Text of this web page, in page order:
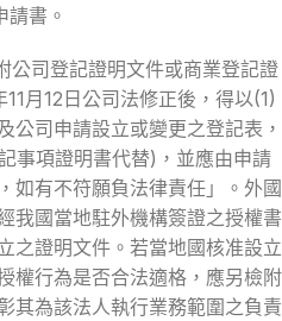
請書。
公司登記證明文件或商業登記證
月12日公司法修正後，得以(1)
公司申請設立或變更之登記表，
事項證明書代替)，並應由申請
如有不符願負法律責任」。外國
我國當地駐外機構簽證之授權書
之證明文件。若當地國核准設立
權行為是否合法適格，應另檢附
其為該法人執行業務範圍之負責